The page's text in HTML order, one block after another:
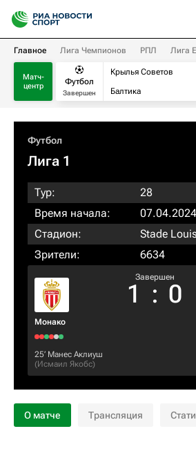
Главное Лига Чемпионов РПЛ Лига
Матч-
центр
Футбол
Завершен
Крылья Советов
Балтика
Футбол
Лига 1
Тур:
28
Время начала:
Стадион:
Stade
Зрители:
6634
Монако
Завершен
1 : 0
25‎’‎ Манес Аклиуш
(Исмаил Якобс)
О матче Трансляция